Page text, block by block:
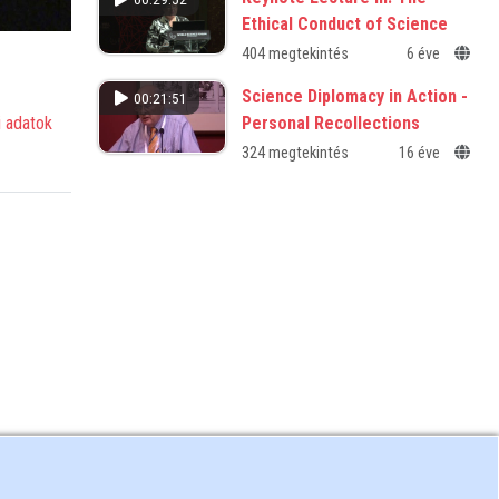
adatok
Ethical Conduct of Science
404 megtekintés 6 éve
00:21:51
Science Diplomacy in Action -
Personal Recollections
324 megtekintés 16 éve